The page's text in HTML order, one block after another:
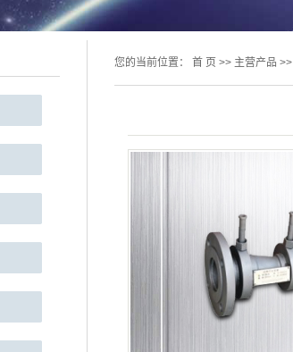
您的当前位置： 首 页 >> 主营产品 >>